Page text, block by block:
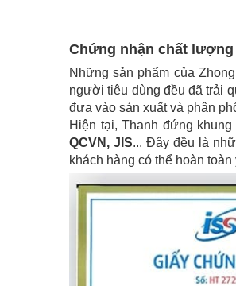
Chứng nhận chất lượng
Những sản phẩm của
người tiêu dùng đều đã trải
đưa vào sản xuất và phân
Hiện tại, Thanh đứng
QCVN, JIS... Đây đều là
khách hàng có thể hoàn